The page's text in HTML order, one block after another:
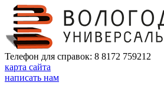
Телефон для справок: 8 8172 759212
карта сайта
написать нам